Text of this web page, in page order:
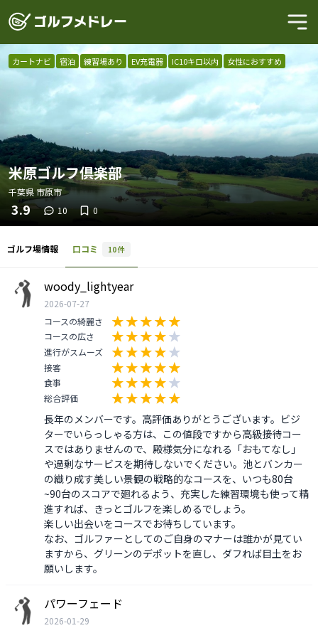
カートナビ 宿泊 練習場あり EV充電器 IC10キロ以内 女性におすすめ
米原ゴルフ倶楽部
千葉県 市原市
3.9 10 0
ゴルフ場情報 口コミ 10件
woody_lightyear
2026-07-27
コースの綺麗さ
コースの広さ
進行がスムーズ
接客
食事
総合評価
長年のメンバーです。高評価ありがとうございます。ビジ
ターでいらっしゃる方は、この値段ですから高級接待コー
スではありませんので、殿様気分になれる「おもてなし」
や過剰なサービスを期待しないでください。池とバンカー
の織り成す美しい景観の戦略的なコースを、いつも80台
~90台のスコアで廻れるよう、充実した練習環境も使って精
進すれば、きっとゴルフを楽しめるでしょう。
楽しい出会いをコースでお待ちしています。
なお、ゴルファーとしてのご自身のマナーは誰かが見てい
ますから、グリーンのデポットを直し、ダフれば目土をお
願いします。
パワーフェード
2026-01-29